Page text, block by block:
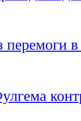
перемоги